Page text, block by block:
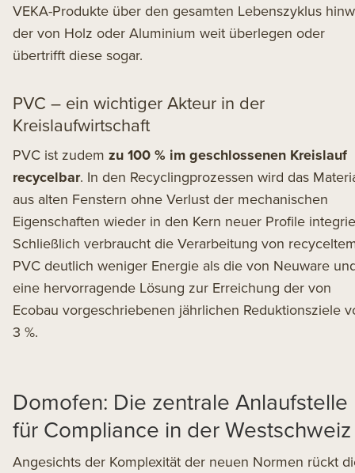
VEKA-Produkte über den gesamten Lebenszyklus
der von Holz oder Aluminium weit überlegen oder
übertrifft diese sogar.
PVC – ein wichtiger Akteur in der
Kreislaufwirtschaft
PVC ist zudem zu 100 % im geschlossenen Kreislauf
recycelbar. In den Recyclingprozessen wird das
aus alten Fenstern ohne Verlust der mechanischen
Eigenschaften wieder in den Kern neuer Profile
Schließlich verbraucht die Verarbeitung von
PVC deutlich weniger Energie als die von Neuware
eine hervorragende Lösung zur Erreichung der von
Ecobau vorgeschriebenen jährlichen Reduktionsziele
3 %.
Domofen: Die zentrale Anlaufstelle
für Compliance in der Westschweiz
Angesichts der Komplexität der neuen Normen rückt